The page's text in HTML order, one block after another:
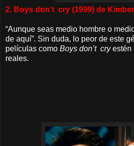
2. Boys don’t cry (1999) de
“Aunque seas medio hombre o
de aquí”. Sin duda, lo peor de este
películas como Boys don’t cryestén
reales.